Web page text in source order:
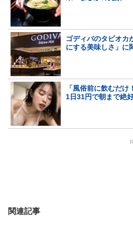
ゴディバのタピオカ
にする美味しさ」に
「風俗前に飲むだけ
1日31円で朝まで絶
関連記事